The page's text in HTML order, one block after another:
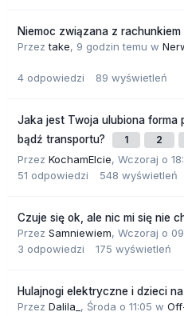
Niemoc związana z
Przeztake, 9 godzin temu w
4 odpowiedzi 89 wyświetleń
Jaka jest Twoja ulubiona forma
bądź transportu?
1 2
Przez KochamElcie, Wczoraj o
51 odpowiedzi 548 wyświetleń
Czuje się ok, ale nic mi się nie
Przez Samniewiem, Wczoraj o
3 odpowiedzi 175 wyświetleń
Hulajnogi elektryczne i dzieci
Przez Dalila_ , Środa o 11:05 w